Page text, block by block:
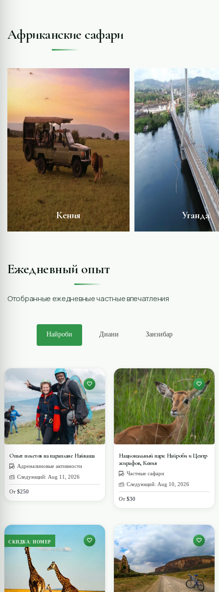
Африканские сафари
Кения Уганда
Ежедневный опыт
Отобранные ежедневные частные впечатления
Найроби Диани Занзибар
Опыт полетов на параплане Найваша
Адреналиновые активности
Следующий: Aug 11, 2026
От $250
Национальный парк Найроби и Центр
жирафов, Кения
Частные сафари
Следующий: Aug 10, 2026
От $30
СКИДКА: НОМЕР